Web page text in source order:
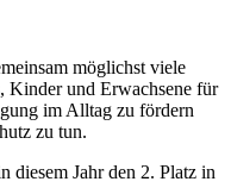
möglichst viele
Kinder und Erwachsene für
im Alltag zu fördern
zu tun.
diesem Jahr den 2. Platz in